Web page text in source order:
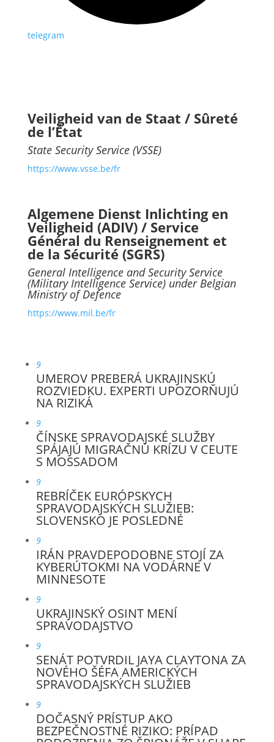
telegram
Veiligheid van de Staat / Sûreté
de l’État
State Security Service (VSSE)
https://www.vsse.be/fr
Algemene Dienst Inlichting en
Veiligheid (ADIV) / Service
Général du Renseignement et
de la Sécurité (SGRS)
General Intelligence and Security Service
(Military Intelligence Service) under Belgian
Ministry of Defence
https://www.mil.be/fr
9
UMEROV PREBERÁ UKRAJINSKÚ
ROZVIEDKU. EXPERTI UPOZORŇUJÚ
NA RIZIKÁ
9
ČÍNSKE SPRAVODAJSKÉ SLUŽBY
SPÁJAJÚ MIGRAČNÚ KRÍZU V CEUTE
S MOSSADOM
9
REBRÍČEK EURÓPSKYCH
SPRAVODAJSKÝCH SLUŽIEB:
SLOVENSKO JE POSLEDNÉ
9
IRÁN PRAVDEPODOBNE STOJÍ ZA
KYBERÚTOKMI NA VODÁRNE V
MINNESOTE
9
UKRAJINSKÝ OSINT MENÍ
SPRAVODAJSTVO
9
SENÁT POTVRDIL JAYA CLAYTONA ZA
NOVÉHO ŠÉFA AMERICKÝCH
SPRAVODAJSKÝCH SLUŽIEB
9
DOČASNÝ PRÍSTUP AKO
BEZPEČNOSTNÉ RIZIKO: PRÍPAD